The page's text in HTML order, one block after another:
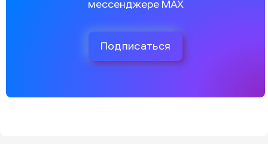
мессенджере MAX
Подписаться